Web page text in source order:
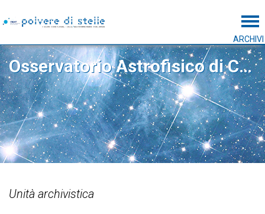
ARCHIVI
Osservatorio Astrofisico di Catania
Unità archivistica